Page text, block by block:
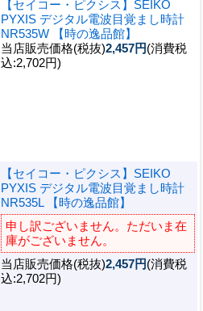
【セイコー・ピクシス】SEIKO
PYXIS デジタル電波目覚まし時計
NR535W 【時の逸品館】
当店販売価格(税抜)2,457円(消費税
込:2,702円)
【セイコー・ピクシス】SEIKO
PYXIS デジタル電波目覚まし時計
NR535L 【時の逸品館】
申し訳ございません。ただいま在
庫がございません。
当店販売価格(税抜)2,457円(消費税
込:2,702円)